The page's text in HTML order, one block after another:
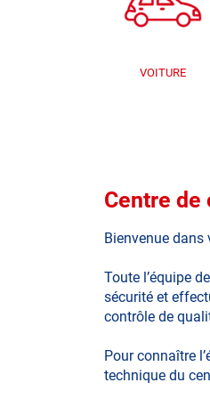
VOITURE
Centre de
Bienvenue dans
Toute l’équipe
sécurité et
contrôle de
Pour connaître
technique du